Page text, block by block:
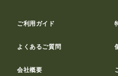
ご利用ガイド
よくあるご質問
会社概要